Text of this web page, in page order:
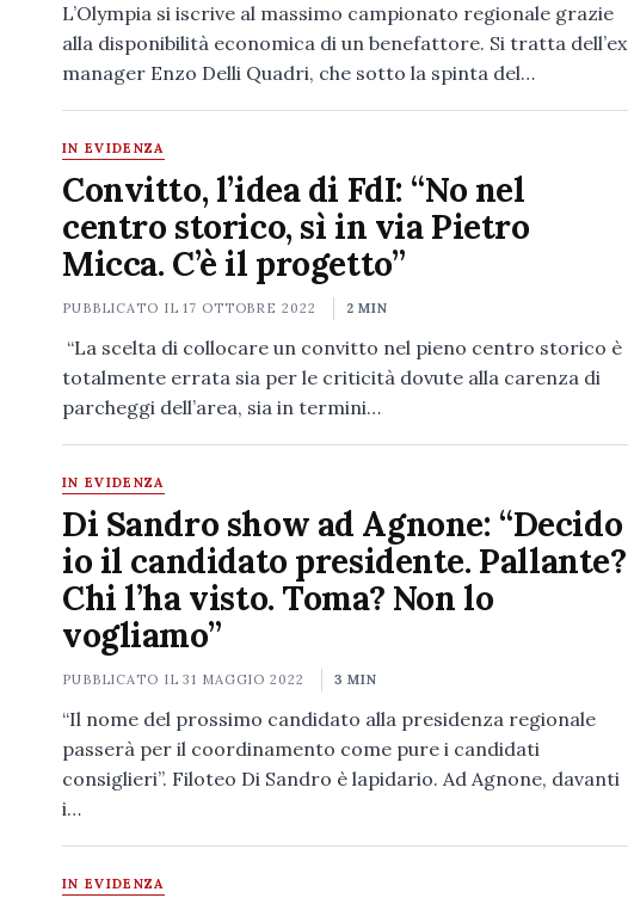
L’Olympia si iscrive al massimo campionato regionale grazie
alla disponibilità economica di un benefattore. Si tratta dell’ex
manager Enzo Delli Quadri, che sotto la spinta del…
IN EVIDENZA
Convitto, l’idea di FdI: “No nel
centro storico, sì in via Pietro
Micca. C’è il progetto”
PUBBLICATO IL17 OTTOBRE 2022 2 MIN
“La scelta di collocare un convitto nel pieno centro storico è
totalmente errata sia per le criticità dovute alla carenza di
parcheggi dell’area, sia in termini…
IN EVIDENZA
Di Sandro show ad Agnone: “Decido
io il candidato presidente. Pallante?
Chi l’ha visto. Toma? Non lo
vogliamo”
PUBBLICATO IL31 MAGGIO 2022 3 MIN
“Il nome del prossimo candidato alla presidenza regionale
passerà per il coordinamento come pure i candidati
consiglieri”. Filoteo Di Sandro è lapidario. Ad Agnone, davanti
i…
IN EVIDENZA